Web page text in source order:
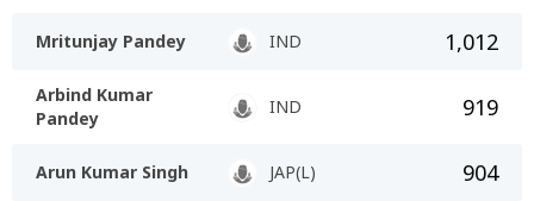
Mritunjay Pandey IND 1,012
Arbind Kumar
Pandey
IND 919
Arun Kumar Singh JAP(L) 904